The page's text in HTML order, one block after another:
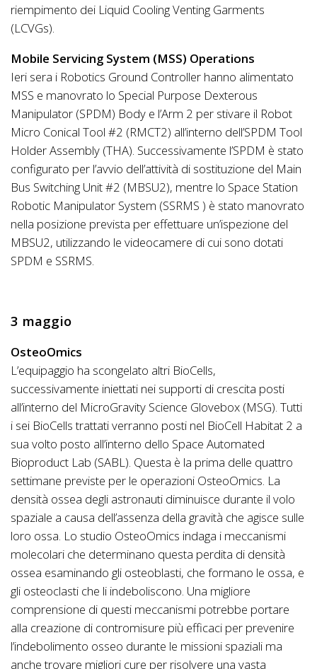
riempimento dei Liquid Cooling Venting Garments
(LCVGs).
Mobile Servicing System (MSS) Operations
Ieri sera i Robotics Ground Controller hanno alimentato
MSS e manovrato lo Special Purpose Dexterous
Manipulator (SPDM) Body e l’Arm 2 per stivare il Robot
Micro Conical Tool #2 (RMCT2) all’interno dell’SPDM Tool
Holder Assembly (THA). Successivamente l’SPDM è stato
configurato per l’avvio dell’attività di sostituzione del Main
Bus Switching Unit #2 (MBSU2), mentre lo Space Station
Robotic Manipulator System (SSRMS ) è stato manovrato
nella posizione prevista per effettuare un’ispezione del
MBSU2, utilizzando le videocamere di cui sono dotati
SPDM e SSRMS.
3 maggio
OsteoOmics
L’equipaggio ha scongelato altri BioCells,
successivamente iniettati nei supporti di crescita posti
all’interno del MicroGravity Science Glovebox (MSG). Tutti
i sei BioCells trattati verranno posti nel BioCell Habitat 2 a
sua volto posto all’interno dello Space Automated
Bioproduct Lab (SABL). Questa è la prima delle quattro
settimane previste per le operazioni OsteoOmics. La
densità ossea degli astronauti diminuisce durante il volo
spaziale a causa dell’assenza della gravità che agisce sulle
loro ossa. Lo studio OsteoOmics indaga i meccanismi
molecolari che determinano questa perdita di densità
ossea esaminando gli osteoblasti, che formano le ossa, e
gli osteoclasti che li indeboliscono. Una migliore
comprensione di questi meccanismi potrebbe portare
alla creazione di contromisure più efficaci per prevenire
l’indebolimento osseo durante le missioni spaziali ma
anche trovare migliori cure per risolvere una vasta